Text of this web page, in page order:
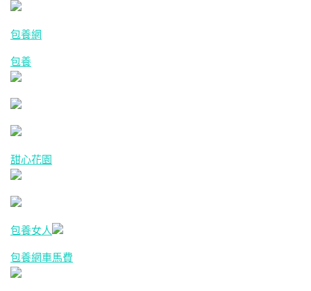
包養網
包養
甜心花園
包養女人
包養網車馬費